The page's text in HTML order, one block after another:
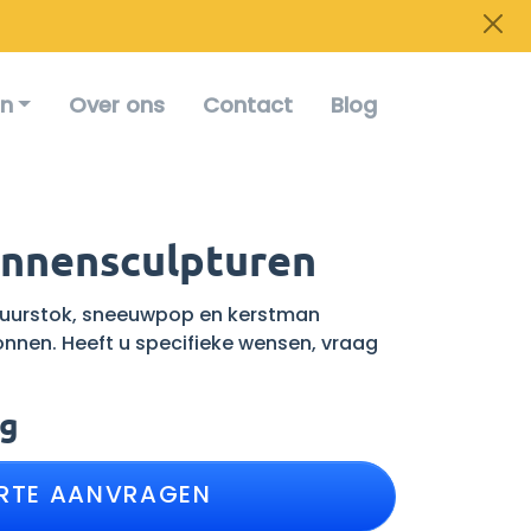
Over ons Contact Blog
sneeuwpop en kerstman
Heeft u specifieke wensen, vraag
AANVRAGEN